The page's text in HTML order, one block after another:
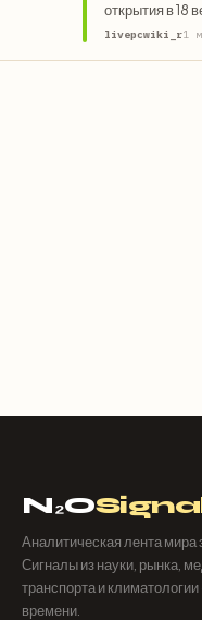
открытия в 18
применениями
livepcwiki_r1
N₂O
Аналитическая лента мира
Сигналы из науки, рынка,
транспорта и
времени.